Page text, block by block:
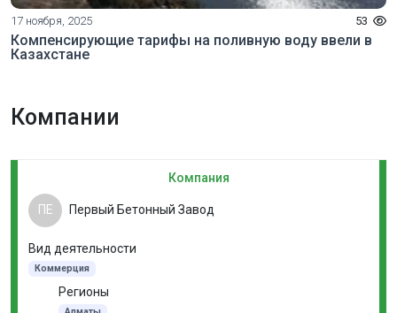
17 ноября, 2025 53
Компенсирующие тарифы на поливную воду ввели в
Казахстане
Компании
Компания
ПЕ Первый Бетонный Завод
Вид деятельности
Коммерция
Регионы